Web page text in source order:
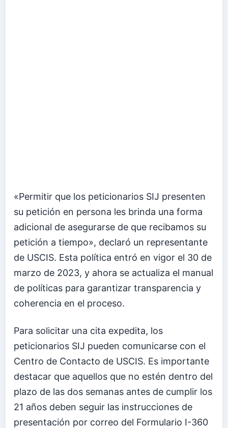
«Permitir que los peticionarios SIJ presenten
su petición en persona les brinda una forma
adicional de asegurarse de que recibamos su
petición a tiempo», declaró un representante
de USCIS. Esta política entró en vigor el 30 de
marzo de 2023, y ahora se actualiza el manual
de políticas para garantizar transparencia y
coherencia en el proceso.
Para solicitar una cita expedita, los
peticionarios SIJ pueden comunicarse con el
Centro de Contacto de USCIS. Es importante
destacar que aquellos que no estén dentro del
plazo de las dos semanas antes de cumplir los
21 años deben seguir las instrucciones de
presentación por correo del Formulario I-360